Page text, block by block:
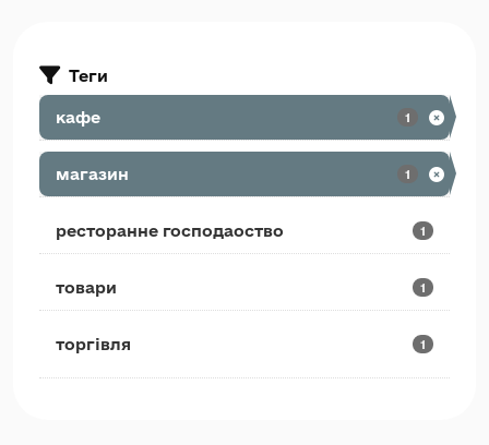
Теги
кафе 1
магазин 1
ресторанне господаоство 1
товари 1
торгівля 1